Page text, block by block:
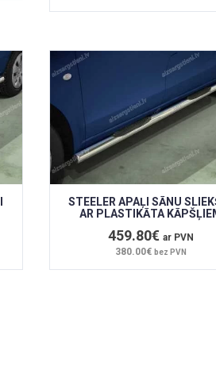
STEELER APAĻI SĀNU
AR PLASTIKĀTA
459.80€ ar PVN
380.00€ bez PVN